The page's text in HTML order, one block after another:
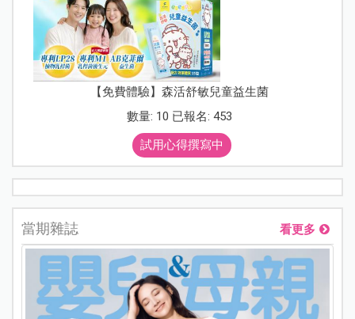
【免費體驗】森活舒敏兒童益生菌
數量: 10 已報名: 453
試用心得撰寫中
當期雜誌 看更多